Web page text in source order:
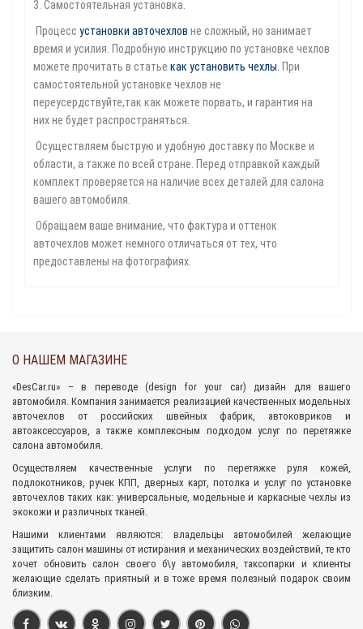
3. Самостоятельная установка.
Процесс установки авточехлов не сложный, но занимает
время и усилия. Подробную инструкцию по установке чехлов
можете прочитать в статье как установить чехлы При
самостоятельной установке чехлов не
переусердствуйте,так как можете порвать, и гарантия на
них не будет распространяться.
Осуществляем быструю и удобную доставку по Москве и
области, а также по всей стране. Перед отправкой каждый
комплект проверяется на наличие всех деталей для салона
вашего автомобиля.
Обращаем ваше внимание, что фактура и оттенок
авточехлов может немного отличаться от тех, что
предоставлены на фотографиях.
О НАШЕМ МАГАЗИНЕ
«DesCar.ru» – в переводе (design for your car) дизайн для вашего
автомобиля. Компания занимается реализацией качественных модельных
авточехлов от российских швейных фабрик, автоковриков и
автоаксессуаров, а также комплексным подходом услуг по перетяжке
салона автомобиля.
Осуществляем качественные услуги по перетяжке руля кожей,
подлокотников, ручек КПП, дверных карт, потолка и услуг по установке
авточехлов таких как: универсальные, модельные и каркасные чехлы из
экокожи и различных тканей.
Нашими клиентами являются: владельцы автомобилей желающие
защитить салон машины от истирания и механических воздействий, те кто
хочет обновить салон своего б\у автомобиля, таксопарки и клиенты
желающие сделать приятный и в тоже время полезный подарок своим
близким.